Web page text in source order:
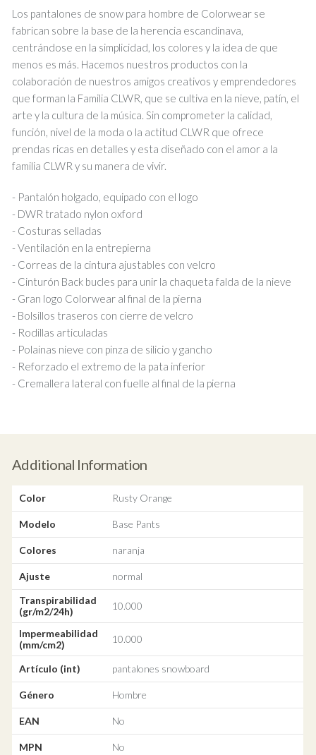
Los pantalones de snow para hombre de Colorwear se
fabrican sobre la base de la herencia escandinava,
centrándose en la simplicidad, los colores y la idea de que
menos es más. Hacemos nuestros productos con la
colaboración de nuestros amigos creativos y emprendedores
que forman la Familia CLWR, que se cultiva en la nieve, patín, el
arte y la cultura de la música. Sin comprometer la calidad,
función, nivel de la moda o la actitud CLWR que ofrece
prendas ricas en detalles y esta diseñado con el amor a la
familia CLWR y su manera de vivir.
- Pantalón holgado, equipado con el logo
- DWR tratado nylon oxford
- Costuras selladas
- Ventilación en la entrepierna
- Correas de la cintura ajustables con velcro
- Cinturón Back bucles para unir la chaqueta falda de la nieve
- Gran logo Colorwear al final de la pierna
- Bolsillos traseros con cierre de velcro
- Rodillas articuladas
- Polainas nieve con pinza de silicio y gancho
- Reforzado el extremo de la pata inferior
- Cremallera lateral con fuelle al final de la pierna
Additional Information
Color Rusty Orange
Modelo Base Pants
Colores naranja
Ajuste
normal
Transpirabilidad
(gr/m2/24h)
10.000
Impermeabilidad
(mm/cm2)
10.000
Artículo (int) pantalones snowboard
Género Hombre
EAN No
MPN No